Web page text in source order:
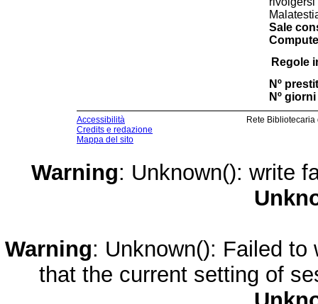
Sale
Regole
Nº
Nº
Accessibilità
Credits e redazione
Mappa del sito
Rete
Warning: Unknown(): write
Warning: Unknown(): Failed
that the current setting of